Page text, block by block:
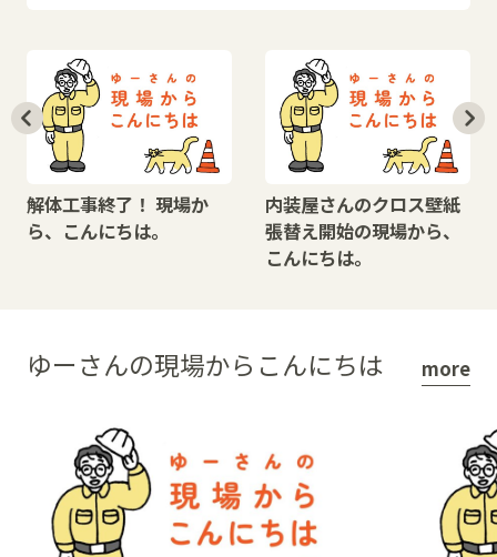
解体工事終了！ 現場か
ら、こんにちは。
内装屋さんのクロス壁紙
張替え開始の現場から、
こんにちは。
ゆーさんの現場からこんにちは more